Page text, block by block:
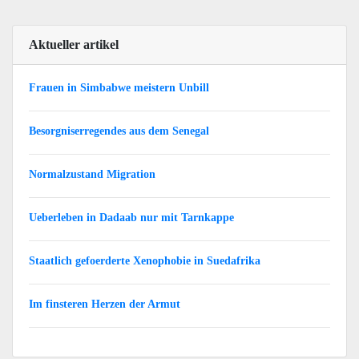
Aktueller artikel
Frauen in Simbabwe meistern Unbill
Besorgniserregendes aus dem Senegal
Normalzustand Migration
Ueberleben in Dadaab nur mit Tarnkappe
Staatlich gefoerderte Xenophobie in Suedafrika
Im finsteren Herzen der Armut